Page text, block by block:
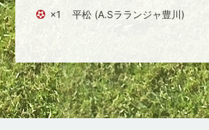
平松 (A.Sラランジャ豊川)
×1